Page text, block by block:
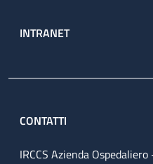
INTRANET
CONTATTI
IRCCS Azienda